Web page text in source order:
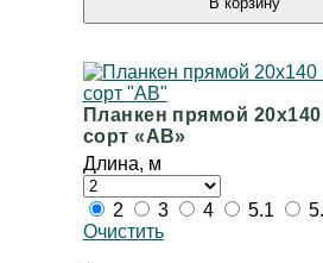
Планкен прямой
сорт «АВ»
Длина, м
2 3 4 5.1
Очистить